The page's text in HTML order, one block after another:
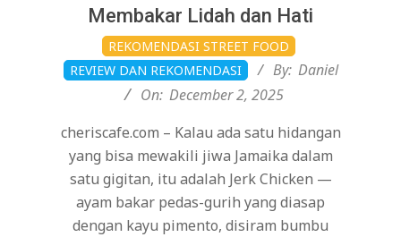
Membakar Lidah dan Hati
12-
02
REKOMENDASI STREET FOOD
REVIEW DAN REKOMENDASI
By: Daniel
On: December 2, 2025
cheriscafe.com – Kalau ada satu hidangan
yang bisa mewakili jiwa Jamaika dalam
satu gigitan, itu adalah Jerk Chicken —
ayam bakar pedas-gurih yang diasap
dengan kayu pimento, disiram bumbu